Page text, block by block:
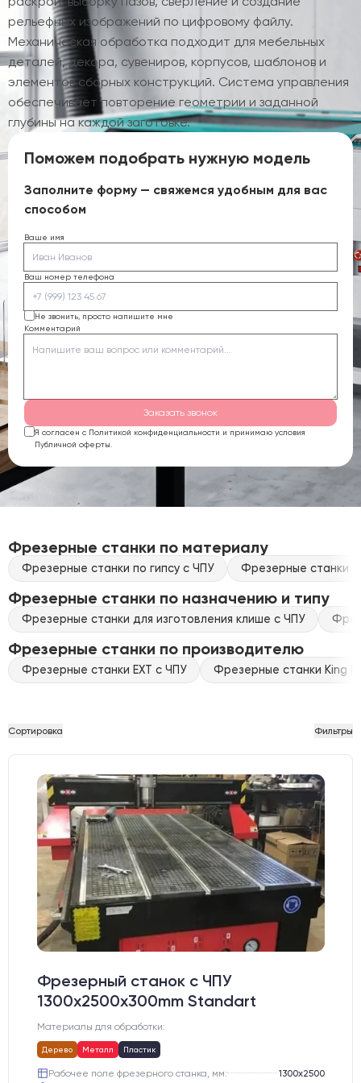
рельефных изображений по цифровому файлу.
Механическая обработка подходит для мебельных
деталей, декора, сувениров, корпусов, шаблонов и
элементов сборных конструкций. Система управления
обеспечивает повторение геометрии и заданной
глубины на каждой заготовке.
Поможем подобрать нужную модель
Заполните форму — свяжемся удобным для вас
способом
Ваше имя
Ваш номер телефона
Не звонить, просто напишите мне
Комментарий
Заказать звонок
Я согласен с Политикой конфиденциальности и принимаю условия
Публичной оферты.
Фрезерные станки по материалу
Фрезерные станки по гипсу с ЧПУ Фрезерные станки
Фрезерные станки по назначению и типу
Фрезерные станки для изготовления клише с ЧПУ
Фрезерные станки по производителю
Фрезерные станки EXT с ЧПУ Фрезерные станки King
Сортировка Фильтры
Фрезерный станок с ЧПУ
1300x2500x300mm Standart
Материалы для обработки:
Дерево Металл Пластик
Рабочее поле фрезерного станка, мм:
1300х2500